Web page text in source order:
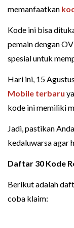
memanfaatkan
Kode ini bisa
pemain dengan
spesial untuk
Hari ini, 15
Mobile terbaru
kode ini memiliki
Jadi, pastikan
kedaluwarsa agar
Daftar 30 Kode
Berikut adalah
coba klaim: